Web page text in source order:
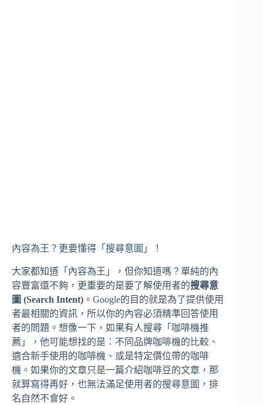
內容為王？更要懂得「搜尋意圖」！
大家都知道「內容為王」，但你知道嗎？單純的內
容豐富還不夠，更重要的是要了解使用者的搜尋意
圖 (Search Intent) 。Google的目的就是為了提供使用
者最相關的資訊，所以你的內容必須精準回答使用
者的問題。想像一下，如果有人搜尋「咖啡機推
薦」，他可能想找的是：不同品牌咖啡機的比較、
適合新手使用的咖啡機、或是特定價位帶的咖啡
機。如果你的文章只是一篇介紹咖啡豆的文章，那
就算寫得再好，也無法滿足使用者的搜尋意圖，排
名自然不會好。